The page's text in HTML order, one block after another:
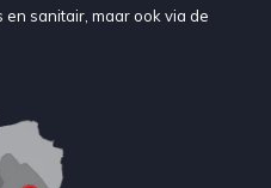
sanitair, maar ook via de